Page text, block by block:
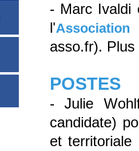
- Marc Ivaldi
l'Association
asso.fr).
POSTES
- Julie
candidate)
et